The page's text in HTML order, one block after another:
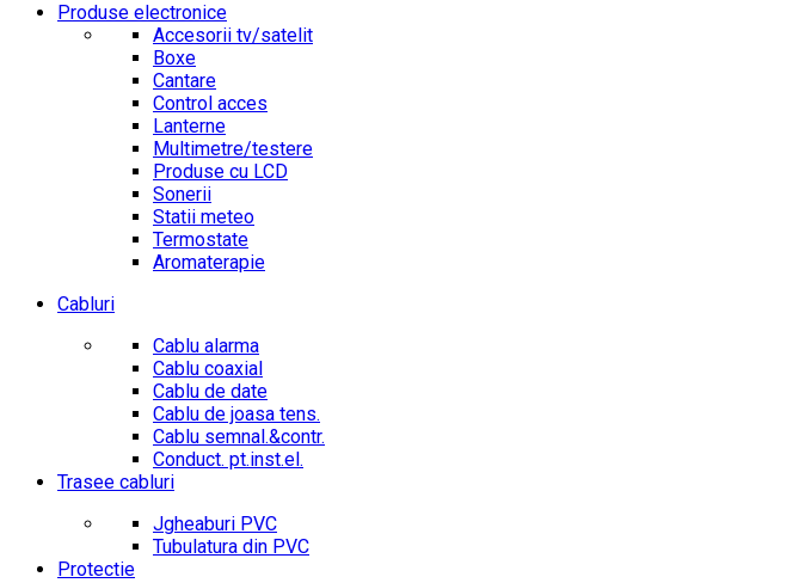
Produse electronice
Accesorii tv/satelit
Boxe
Cantare
Control acces
Lanterne
Multimetre/testere
Produse cu LCD
Sonerii
Statii meteo
Termostate
Aromaterapie
Cabluri
Cablu alarma
Cablu coaxial
Cablu de date
Cablu de joasa tens.
Cablu semnal.&contr.
Conduct. pt.inst.el.
Trasee cabluri
Jgheaburi PVC
Tubulatura din PVC
Protectie